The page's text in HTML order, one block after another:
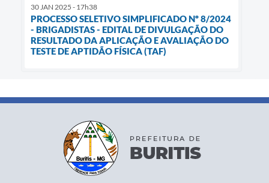
30 JAN 2025 - 17h38
PROCESSO SELETIVO SIMPLIFICADO Nº 8/2024
- BRIGADISTAS - EDITAL DE DIVULGAÇÃO DO
RESULTADO DA APLICAÇÃO E AVALIAÇÃO DO
TESTE DE APTIDÃO FÍSICA (TAF)